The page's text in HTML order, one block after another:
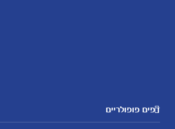
דפים פופולריים
מטרנה לשירותכם